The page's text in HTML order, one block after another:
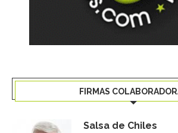
FIRMAS
Salsa de Chiles